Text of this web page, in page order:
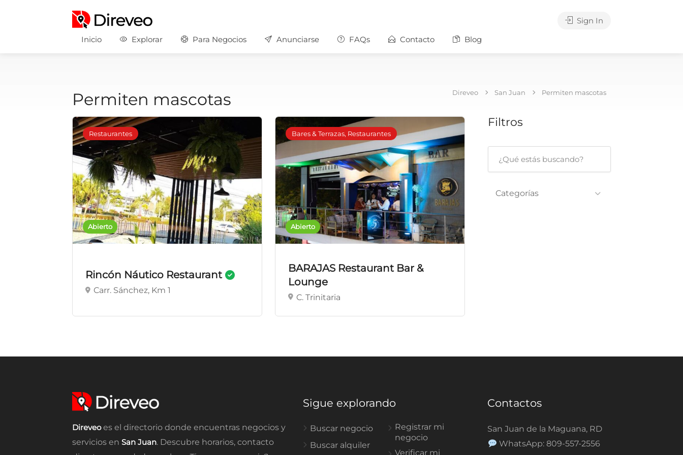
Inicio Explorar Para Negocios Anunciarse FAQs Contacto Blog
Sign In
Permiten mascotas Direveo San Juan Permiten mascotas
Abierto
Restaurantes
Rincón Náutico Restaurant
Carr. Sánchez, Km 1
Abierto
Bares & Terrazas, Restaurantes
BARAJAS Restaurant Bar &
Lounge
C. Trinitaria
Filtros
Categorías
Direveoes el directorio donde encuentras negocios y
servicios en San Juan. Descubre horarios, contacto
Sigue explorando
Buscar negocio
Buscar alquiler
Registrar mi
negocio
Verificar mi
Contactos
San Juan de la Maguana, RD
WhatsApp: 809-557-2556